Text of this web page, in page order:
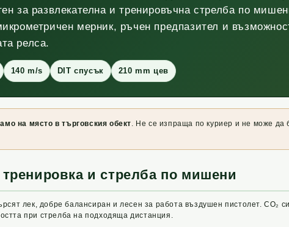
за развлекателна и тренировъчна стрелба по
мерник, ръчен предпазител и
релса.
140 m/s DIT спусък 210 mm цев
на място в търговския обект . Не се изпраща по куриер и не може да
тренировка и стрелба по мишени
лек, добре балансиран и лесен за работа въздушен пистолет. CO₂
при стрелба на подходяща дистанция.